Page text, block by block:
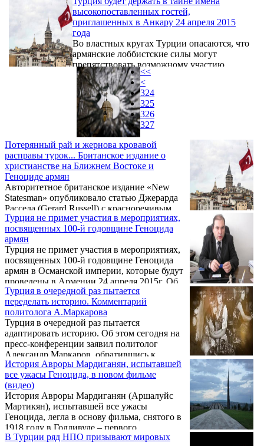
высокопоставленных гостей,
приглашенных в Анкару 24 апреля 2015
года
Во властных кругах Турции опасаются, что
армянские лоббистские силы могут
препятствовать возможному участию
высокопоставленных гостей из разных
стран в праздновании столетия победы в
битве при Галлиполи 24 апреля 2015 года –
в день 100-й годовщины Геноцида армян в
Османской империи. Об этом сообщает
Ermenihaber.am со ссылкой на Türkiye
Gazetesi.
Потерянный рай и жернова кровавой
расправы турок... Британское издание о
христианстве на Ближнем Востоке и
Геноциде армян
Авторитетное британское издание «New
Statesman» опубликовало статью Джерарда
Рассела (Gerard Russell) с красноречивым
заголовком «Потерянный рай: христианство
на Ближнем Востоке обречено?» («Paradise
lost: is Christianity doomed in the Middle
East?», в которой автор обращается также к
теме Геноцида армян в Османской империи
1915г.
Турция не примет участия в мероприятиях,
посвященных 100-й годовщине Геноцида
армян
Турция не примет участия в мероприятиях,
посвященных 100-й годовщине Геноцида
армян в Османской империи, которые будут
проведены в Армении 24 апреля 2015г. Об
этом стало известно из слов пресс-секретаря
МИД Турции Танжу Билгича в ходе
общения с представителями СМИ.
Турция в очередной раз пытается
переделать историю. Комментарий
политолога А.Маркарова
Турция в очередной раз пытается
адаптировать историю. Об этом сегодня на
пресс-конференции заявил политолог
Александр Маркаров, обратившись к
решению Турции праздновать столетие
победы в битве при Галлиполи 24 апреля
2015 года – в день 100-й годовщины
Геноцида армян в Османской империи.
История Авроры Мардиганян, испытавшей
все ужасы Геноцида, в новом фильме
(видео)
История Авроры Мардиганян (Аршалуйс
Мартикян), испытавшей все ужасы
Геноцида, легла в основу фильма, снятого в
1918 году в Голливуде – первого
художественного фильма о Геноциде армян.
В Турции ряд НПО призывают мировых
<<
<
324
325
326
327